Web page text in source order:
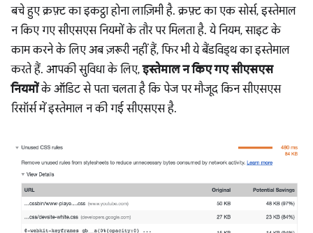
बचे हुए क्रफ़्ट का इकट्ठा होना लाज़िमी है. क्रफ़्ट का एक सोर्स, इस्तेमाल
न किए गए सीएसएस नियमों के तौर पर मिलता है. ये नियम, साइट के
काम करने के लिए अब ज़रूरी नहीं हैं, फिर भी ये बैंडविड्थ का इस्तेमाल
करते हैं. आपकी सुविधा के लिए,इस्तेमाल न किए गए सीएसएस
नियमोंके ऑडिट से पता चलता है कि पेज पर मौजूद किन सीएसएस
रिसॉर्स में इस्तेमाल न की गई सीएसएस है.